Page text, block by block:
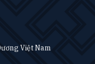
Việt Nam